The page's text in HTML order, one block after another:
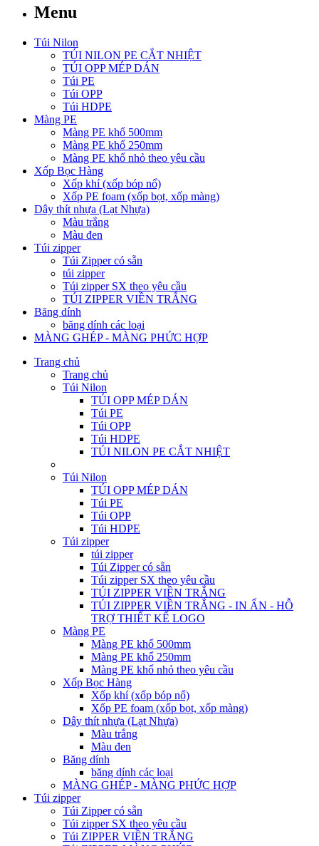
Menu
Túi Nilon
TÚI NILON PE CẮT NHIỆT
TÚI OPP MÉP DÁN
Túi PE
Túi OPP
Túi HDPE
Màng PE
Màng PE khổ 500mm
Màng PE khổ 250mm
Màng PE khổ nhỏ theo yêu cầu
Xốp Bọc Hàng
Xốp khí (xốp bóp nổ)
Xốp PE foam (xốp bọt, xốp màng)
Dây thít nhựa (Lạt Nhựa)
Màu trắng
Màu đen
Túi zipper
Túi Zipper có sẵn
túi zipper
Túi zipper SX theo yêu cầu
TÚI ZIPPER VIỀN TRẮNG
Băng dính
băng dính các loại
MÀNG GHÉP - MÀNG PHỨC HỢP
Trang chủ
Trang chủ
Túi Nilon
TÚI OPP MÉP DÁN
Túi PE
Túi OPP
Túi HDPE
TÚI NILON PE CẮT NHIỆT
Túi Nilon
TÚI OPP MÉP DÁN
Túi PE
Túi OPP
Túi HDPE
Túi zipper
túi zipper
Túi Zipper có sẵn
Túi zipper SX theo yêu cầu
TÚI ZIPPER VIỀN TRẮNG
TÚI ZIPPER VIỀN TRẮNG - IN ẤN - HỖ
TRỢ THIẾT KẾ LOGO
Màng PE
Màng PE khổ 500mm
Màng PE khổ 250mm
Màng PE khổ nhỏ theo yêu cầu
Xốp Bọc Hàng
Xốp khí (xốp bóp nổ)
Xốp PE foam (xốp bọt, xốp màng)
Dây thít nhựa (Lạt Nhựa)
Màu trắng
Màu đen
Băng dính
băng dính các loại
MÀNG GHÉP - MÀNG PHỨC HỢP
Túi zipper
Túi Zipper có sẵn
Túi zipper SX theo yêu cầu
Túi ZIPPER VIỀN TRẮNG